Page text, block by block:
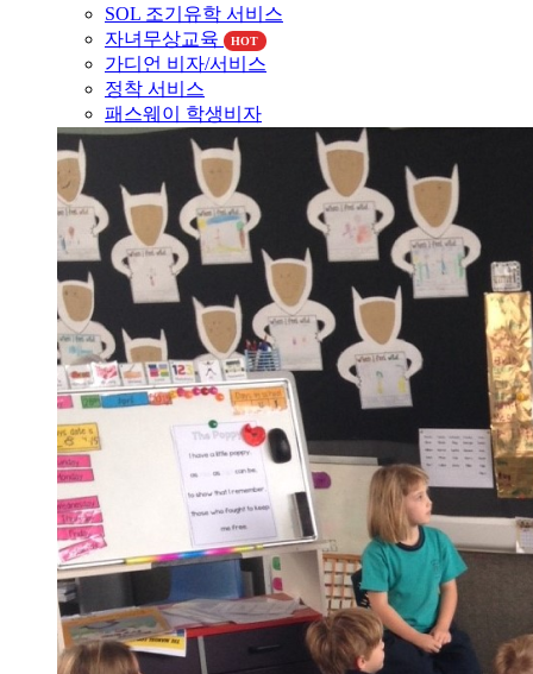
자녀무상교육
HOT
가디언 비자/서비스
정착 서비스
패스웨이 학생비자